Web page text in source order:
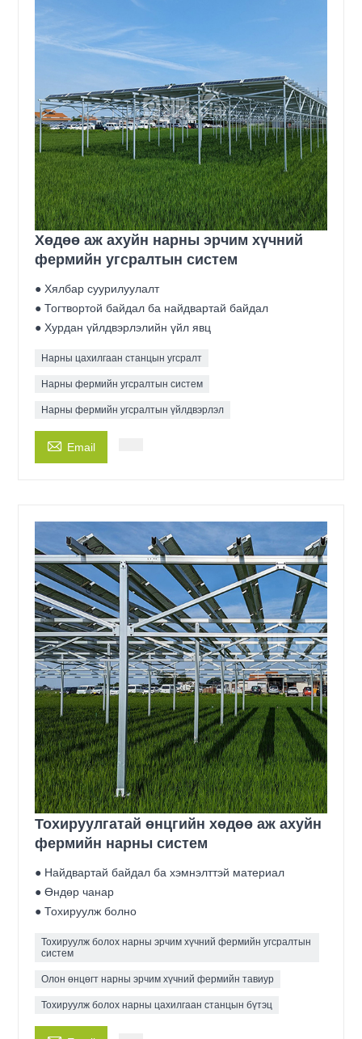
Хөдөө аж ахуйн нарны эрчим хүчний
фермийн угсралтын систем
● Хялбар суурилуулалт
● Тогтвортой байдал ба найдвартай байдал
● Хурдан үйлдвэрлэлийн үйл явц
Нарны цахилгаан станцын угсралт
Нарны фермийн угсралтын систем
Нарны фермийн угсралтын үйлдвэрлэл
 Email
Тохируулгатай өнцгийн хөдөө аж ахуйн
фермийн нарны систем
● Найдвартай байдал ба хэмнэлттэй материал
● Өндөр чанар
● Тохируулж болно
Тохируулж болох нарны эрчим хүчний фермийн угсралтын
систем
Олон өнцөгт нарны эрчим хүчний фермийн тавиур
Тохируулж болох нарны цахилгаан станцын бүтэц